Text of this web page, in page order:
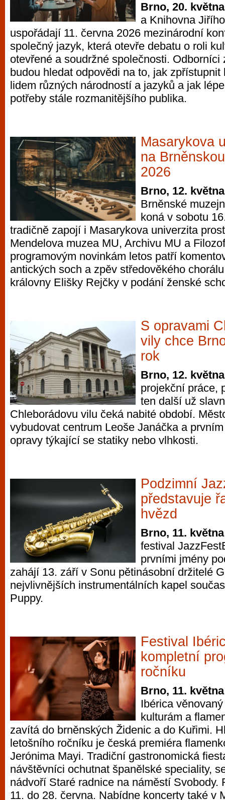
Brno, 20.
a Knihovna
uspořádají 11. června 2026 mezinárodní
společný jazyk, která otevře debatu o roli
otevřené a soudržné společnosti.
budou hledat odpovědi na to, jak
lidem různých národností a jazyků a jak
potřeby stále rozmanitějšího publika.
Masarykova
na
2026
Brno, 12.
Brněnské
koná v sobotu
tradičně zapojí i Masarykova univerzita
Mendelova muzea MU, Archivu MU a
programovým novinkám letos patří
antických soch a zpěv středověkého
královny Elišky Rejčky v podání ženské
S opravami
vily chce
rok
Brno, 12.
projekční práce,
ten další už
Chleborádovu vilu čeká nabité období.
vybudovat centrum Leoše Janáčka a
opravy týkající se statiky nebo vlhkosti.
Podzimní
představuje
hvězd
Brno, 11.
festival
prvními jmény
zahájí 13. září v Sonu pětinásobní držitelé
nejvlivnějších instrumentálních kapel
Puppy.
Festival
kompletní
ročníku
Brno, 11.
Ibérica
kulturám a
zavítá do brněnských Židenic a do Kuřimi.
letošního ročníku je česká premiéra
Jerónima Mayi. Tradiční gastronomická
návštěvníci ochutnat španělské speciality,
nádvoří Staré radnice na náměstí Svobody.
11. do 28. června. Nabídne koncerty také v